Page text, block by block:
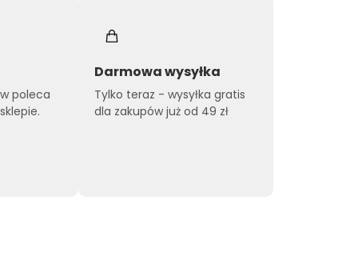
poleca
Darmowa wysyłka
Tylko teraz - wysyłka gratis
dla zakupów już od 49 zł